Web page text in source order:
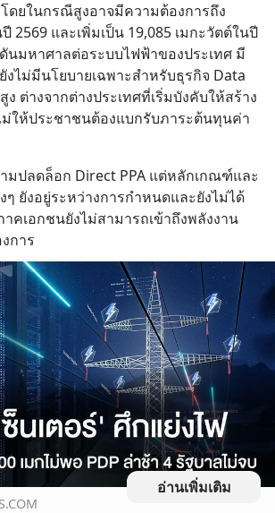
ดยในกรณีสูงอาจมีความต้องการถึง
2569 และเพิ่มเป็น 19,085 เมกะวัตต์ในปี
นมหาศาลต่อระบบไฟฟ้าของประเทศ มี
งไม่มีนโยบายเฉพาะสำหรับธุรกิจ Data
ต่างจากต่างประเทศที่เริ่มบังคับให้สร้าง
ม่ให้ประชาชนต้องแบกรับภาระต้นทุนค่า
มปลดล็อก Direct PPA แต่หลักเกณฑ์และ
ๆ ยังอยู่ระหว่างการกำหนดและยังไม่ได้
คเอกชนยังไม่สามารถเข้าถึงพลังงาน
การ
อ่านเพิ่มเติม